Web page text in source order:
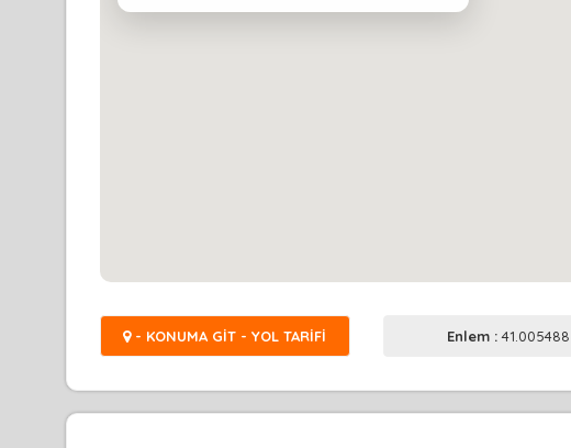
- KONUMA GİT - YOL TARİFİ Enlem :41.005488